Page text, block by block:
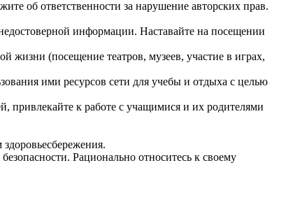
об ответственности за нарушение авторских прав.
информации. Наставайте на посещении
жизни (посещение театров, музеев, участие в играх,
ими ресурсов сети для учебы и отдыха с целью
привлекайте к работе с учащимися и их родителями
Рационально относитесь к своему